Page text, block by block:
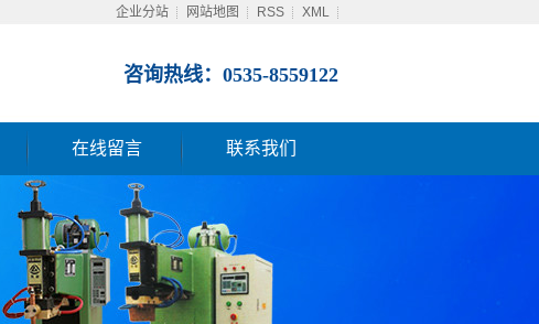
企业分站 网站地图 RSS XML
咨询热线：0535-8559122
在线留言 联系我们